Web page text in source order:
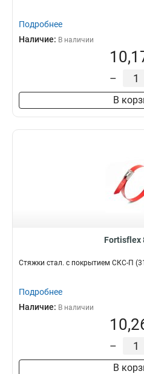
Подробнее
Наличие: В наличии
–
В
Fortisflex
Стяжки стал. с покрытием СКС-П
Подробнее
Наличие: В наличии
–
В